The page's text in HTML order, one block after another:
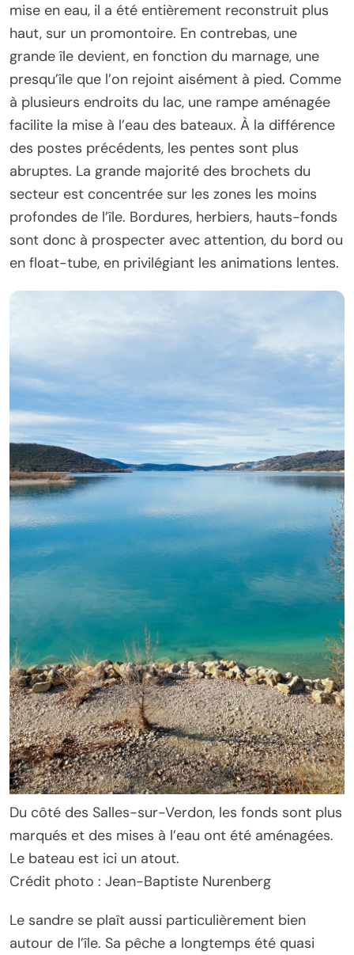
mise en eau, il a été entièrement reconstruit plus
haut, sur un promontoire. En contrebas, une
grande île devient, en fonction du marnage, une
presqu’île que l’on rejoint aisément à pied. Comme
à plusieurs endroits du lac, une rampe aménagée
facilite la mise à l’eau des bateaux. À la différence
des postes précédents, les pentes sont plus
abruptes. La grande majorité des brochets du
secteur est concentrée sur les zones les moins
profondes de l’île. Bordures, herbiers, hauts-fonds
sont donc à prospecter avec attention, du bord ou
en float-tube, en privilégiant les animations lentes.
Du côté des Salles-sur-Verdon, les fonds sont plus
marqués et des mises à l’eau ont été aménagées.
Le bateau est ici un atout.
Crédit photo : Jean-Baptiste Nurenberg
Le sandre se plaît aussi particulièrement bien
autour de l’île. Sa pêche a longtemps été quasi